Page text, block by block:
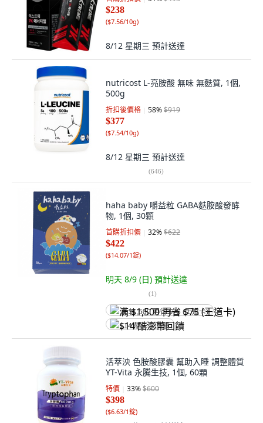
$238
($7.56/10g)
8/12 星期三 預計送達
nutricost L-亮胺酸 無味 無麩質, 1個,
500g
折扣後價格 58%$919
$377
($7.54/10g)
8/12 星期三 預計送達
(646)
haha baby 嚼益粒 GABA麩胺酸發酵
物, 1個, 30顆
首購折扣價 32%$622
$422
($14.07/1錠)
明天 8/9 (日) 預計送達
(1)
满 $1,500 再省 $75 (王道卡)
$14 酷澎幣回饋
活萃泱 色胺酸膠囊 幫助入睡 調整體質
YT-Vita 永騰生技, 1個, 60顆
特價 33%$600
$398
($6.63/1錠)